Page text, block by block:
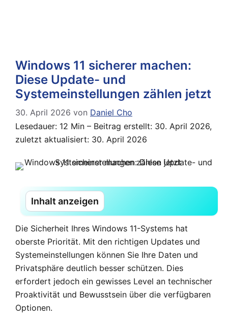
Windows 11 sicherer machen:
Diese Update- und
Systemeinstellungen zählen jetzt
30. April 2026 von Daniel Cho
Lesedauer: 12 Min – Beitrag erstellt: 30. April 2026,
zuletzt aktualisiert: 30. April 2026
Inhalt anzeigen
Die Sicherheit Ihres Windows 11-Systems hat
oberste Priorität. Mit den richtigen Updates und
Systemeinstellungen können Sie Ihre Daten und
Privatsphäre deutlich besser schützen. Dies
erfordert jedoch ein gewisses Level an technischer
Proaktivität und Bewusstsein über die verfügbaren
Optionen.